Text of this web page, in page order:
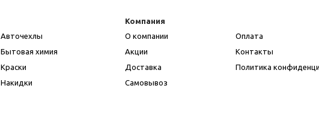
Авточехлы
Бытовая химия
Краски
Накидки
Компания
О компании
Акции
Доставка
Самовывоз
Оплата
Контакты
Политика